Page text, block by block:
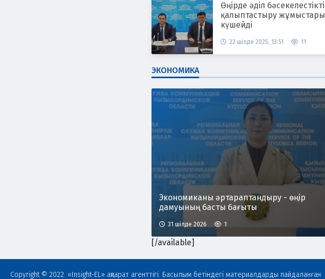
Өңірде әділ бәсекелестікті
қалыптастыру жұмыстары
күшейді
22 шілде 2025, 13:51 11
ЭКОНОМИКА
Экономиканы әртараптандыру - өңір
дамуының басты бағыты
31 шілде 2026 1
[/available]
Copyright © 2022. «Insight-EL» ақпарат агенттігі. Басылым бетіндегі материалдарды пайдаланған